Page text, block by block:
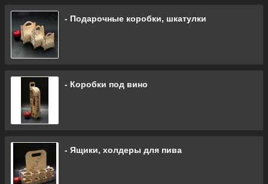
- Подарочные коробки, шкатулки
- Коробки под вино
- Ящики, холдеры для пива